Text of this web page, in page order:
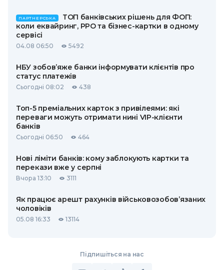
ПАРТНЕРСЬКА
ТОП банківських рішень для ФОП:
коли еквайринг, РРО та бізнес-картки в одному
сервісі
04.08 06:50 5492
НБУ зобов’яже банки інформувати клієнтів про
статус платежів
Сьогодні 08:02 438
Топ-5 преміальних карток з привілеями: які
переваги можуть отримати нині VIP-клієнти
банків
Сьогодні 06:50 464
Нові ліміти банків: кому заблокують картки та
перекази вже у серпні
Вчора 13:10 3111
Як працює арешт рахунків військовозобов’язаних
чоловіків
05.08 16:33 13114
Підпишіться на нас